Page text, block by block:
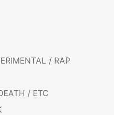
/ RAP
/ ETC